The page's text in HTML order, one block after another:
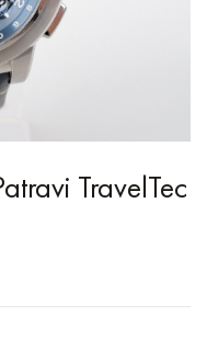
TravelTec